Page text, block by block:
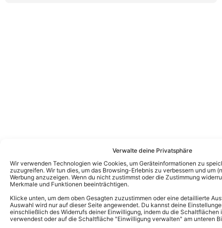
Verwalte deine Privatsphäre
Wir verwenden Technologien wie Cookies, um Geräteinformationen zu
zuzugreifen. Wir tun dies, um das Browsing-Erlebnis zu verbessern und um
Werbung anzuzeigen. Wenn du nicht zustimmst oder die Zustimmung
Merkmale und Funktionen beeinträchtigen.
Klicke unten, um dem oben Gesagten zuzustimmen oder eine detaillierte
Auswahl wird nur auf dieser Seite angewendet. Du kannst deine
einschließlich des Widerrufs deiner Einwilligung, indem du die
verwendest oder auf die Schaltfläche "Einwilligung verwalten" am unteren